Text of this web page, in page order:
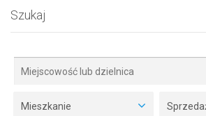
Szukaj
Mieszkanie